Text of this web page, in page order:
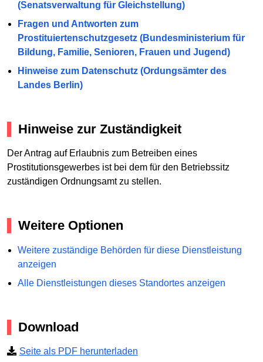
(Senatsverwaltung für Gleichstellung)
Fragen und Antworten zum
Prostituiertenschutzgesetz (Bundesministerium für
Bildung, Familie, Senioren, Frauen und Jugend)
Hinweise zum Datenschutz (Ordungsämter des
Landes Berlin)
Hinweise zur Zuständigkeit
Der Antrag auf Erlaubnis zum Betreiben eines
Prostitutionsgewerbes ist bei dem für den Betriebssitz
zuständigen Ordnungsamt zu stellen.
Weitere Optionen
Weitere zuständige Behörden für diese Dienstleistung
anzeigen
Alle Dienstleistungen dieses Standortes anzeigen
Download
Seite als PDF herunterladen